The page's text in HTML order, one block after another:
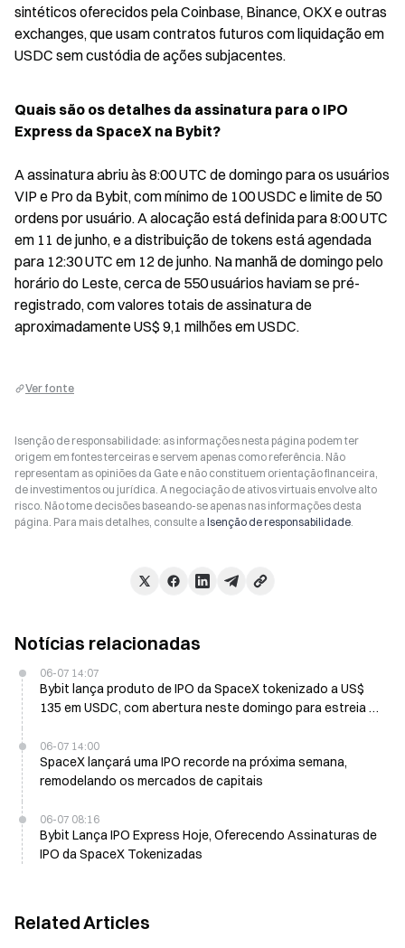
sintéticos oferecidos pela Coinbase, Binance, OKX e outras
exchanges, que usam contratos futuros com liquidação em
USDC sem custódia de ações subjacentes.
Quais são os detalhes da assinatura para o IPO
Express da SpaceX na Bybit?
A assinatura abriu às 8:00 UTC de domingo para os usuários
VIP e Pro da Bybit, com mínimo de 100 USDC e limite de 50
ordens por usuário. A alocação está definida para 8:00 UTC
em 11 de junho, e a distribuição de tokens está agendada
para 12:30 UTC em 12 de junho. Na manhã de domingo pelo
horário do Leste, cerca de 550 usuários haviam se pré-
registrado, com valores totais de assinatura de
aproximadamente US$ 9,1 milhões em USDC.
Ver fonte
Isenção de responsabilidade: as informações nesta página podem ter
origem em fontes terceiras e servem apenas como referência. Não
representam as opiniões da Gate e não constituem orientação financeira,
de investimentos ou jurídica. A negociação de ativos virtuais envolve alto
risco. Não tome decisões baseando-se apenas nas informações desta
página. Para mais detalhes, consulte a Isenção de responsabilidade.
Notícias relacionadas
06-07 14:07
Bybit lança produto de IPO da SpaceX tokenizado a US$
135 em USDC, com abertura neste domingo para estreia na
06-07 14:00
SpaceX lançará uma IPO recorde na próxima semana,
remodelando os mercados de capitais
06-07 08:16
Bybit Lança IPO Express Hoje, Oferecendo Assinaturas de
IPO da SpaceX Tokenizadas
Related Articles